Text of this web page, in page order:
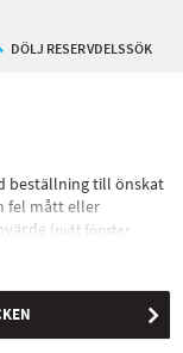
DÖLJ RESERVDELSSÖK
beställning till önskat
fel mått eller
(nytt fönster
gasfjäder för dina